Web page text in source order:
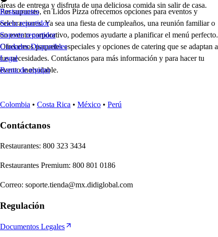
áreas de entrega y disfruta de una deliciosa comida sin salir de casa.
Por supuesto, en Lidos Pizza ofrecemos opciones para eventos y
celebraciones. Ya sea una fiesta de cumpleaños, una reunión familiar o
un evento corporativo, podemos ayudarte a planificar el menú perfecto.
Ofrecemos paquetes especiales y opciones de catering que se adaptan a
tus necesidades. Contáctanos para más información y para hacer tu
evento inolvidable.
Restaurantes
Socio repartidor
Soporte repartidor
Ciudades Disponibles
Legal
Renta de equipo
Colombia • Costa Rica • México • Perú
Contáctanos
Restaurantes: 800 323 3434
Restaurantes Premium: 800 801 0186
Correo: soporte.tienda@mx.didiglobal.com
Regulación
Documentos Legales